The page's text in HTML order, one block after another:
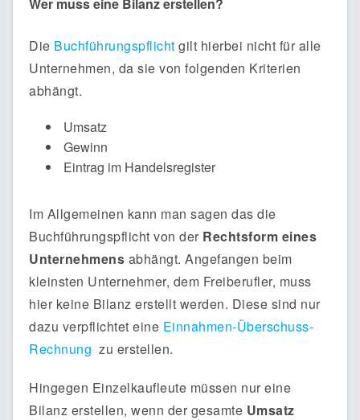
Die Buchführungspflicht gilt hierbei nicht für alle
Unternehmen, da sie von folgenden Kriterien
abhängt.
Umsatz
Gewinn
Eintrag im Handelsregister
Im Allgemeinen kann man sagen das die
Buchführungspflicht von der Rechtsform eines
Unternehmens abhängt. Angefangen beim
kleinsten Unternehmer, dem Freiberufler, muss
hier keine Bilanz erstellt werden. Diese sind nur
dazu verpflichtet eine Einnahmen-Überschuss-
Rechnung zu erstellen.
Hingegen Einzelkaufleute müssen nur eine
Bilanz erstellen, wenn der gesamte Umsatz